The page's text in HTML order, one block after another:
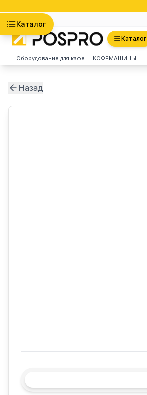
Каталог
Каталог
Оборудование для кафе КОФЕМАШИНЫ
Назад